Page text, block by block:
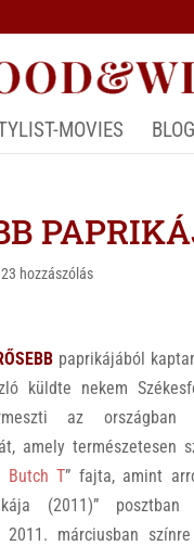
MOVIES BLOG
23 hozzászólás
paprikájából
küldte nekem
az országban
amely természetesen
Butch T” fajta, amint
(2011)”
2011. márciusban